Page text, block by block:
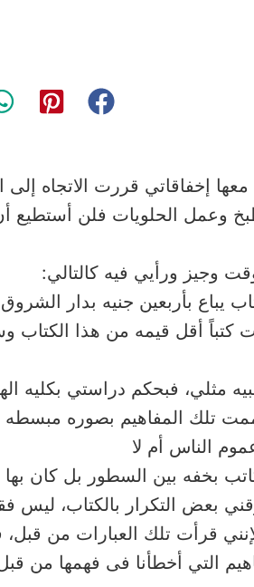
إخفاقاتي قررت الاتجاه
وعمل الحلويات فلن
وجيز ورأيي فيه كالتالي:
كتباً أقل قيمه من هذا
مثلي، فبحكم دراستي بكليه
تلك المفاهيم بصوره مبسطه
الناس أم لا
بعض التكرار بالكتاب،
قرأت تلك العبارات من قبل،
التي أخطأنا فى فهمها من